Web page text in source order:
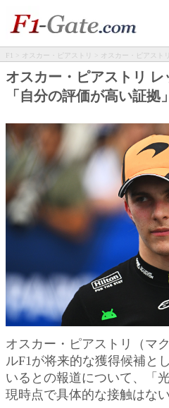
F1 > オスカー・ピアストリ
> オスカー・ピアスト
証拠」
オスカー・ピアストリ
「自分の評価が高い証拠」
オスカー・ピアストリ（マ
ルF1が将来的な獲得候補と
いるとの報道について、「
現時点で具体的な接触はな